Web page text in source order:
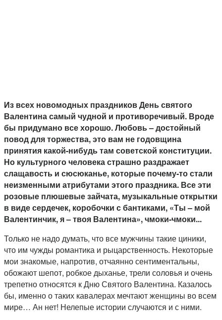
Из всех новомодных праздников День святого
Валентина самый чудной и противоречивый. Вроде
бы придумано все хорошо. Любовь – достойный
повод для торжества, это вам не годовщина
принятия какой-нибудь там советской конституции.
Но культурного человека страшно раздражает
слащавость и сюсюканье, которые почему-то стали
неизменными атрибутами этого праздника. Все эти
розовые плюшевые зайчата, музыкальные открытки
в виде сердечек, коробочки с бантиками, «Ты – мой
Валентинчик, я – твоя Валентина», чмоки-чмоки...
Только не надо думать, что все мужчины такие циники,
что им чужды романтика и рыцарственность. Некоторые
мои знакомые, напротив, отчаянно сентиментальны,
обожают шепот, робкое дыханье, трели соловья и очень
трепетно относятся к Дню Святого Валентина. Казалось
бы, именно о таких кавалерах мечтают женщины во всем
мире… Ан нет! Нелепые истории случаются и с ними.